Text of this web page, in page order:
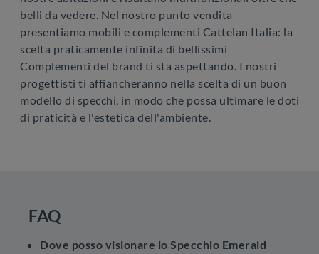
belli da vedere. Nel nostro punto vendita
presentiamo mobili e complementi Cattelan Italia: la
scelta praticamente infinita di bellissimi
Complementi del brand ti sta aspettando. I nostri
progettisti ti affiancheranno nella scelta di un buon
modello di specchi, in modo che possa ultimare le doti
di praticità e l'estetica dell'ambiente.
FAQ
Dove posso visionare lo Specchio Emerald